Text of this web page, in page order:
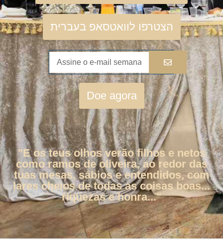
הצטרפו לוואטסאפ בעברית
Doe agora
"E os teus olhos verão filhos e netos
como ramos de oliveira, ao redor das
tuas mesas, sábios e entendidos, com
lares cheios de todas as coisas boas...
riquezas e honra..."